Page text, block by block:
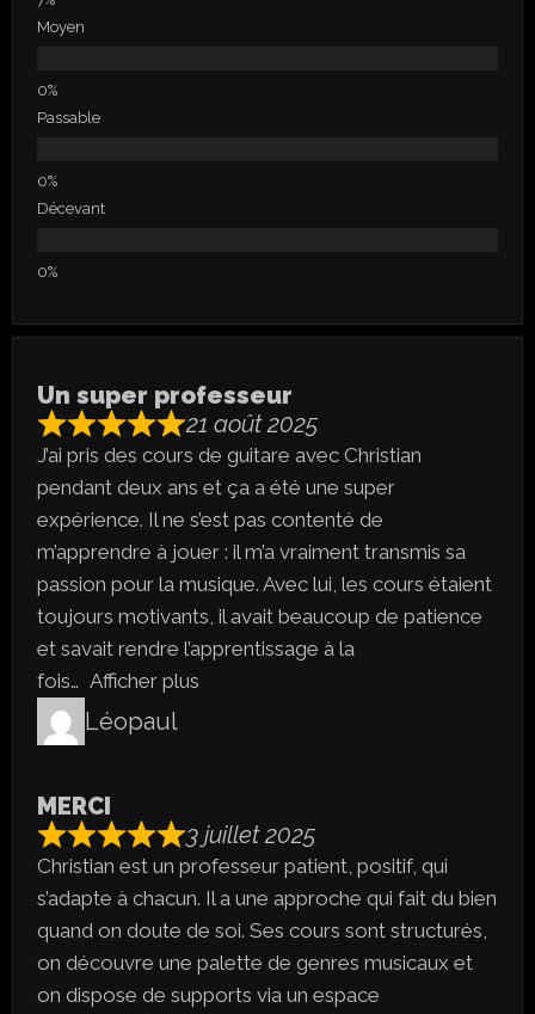
Moyen
Passable
Décevant
Un super professeur
21 août 2025
J’ai pris des cours de guitare avec Christian
pendant deux ans et ça a été une super
expérience. Il ne s’est pas contenté de
m’apprendre à jouer : il m’a vraiment transmis sa
passion pour la musique. Avec lui, les cours étaient
toujours motivants, il avait beaucoup de patience
et savait rendre l’apprentissage à la
fois
Afficher plus
Léopaul
MERCI
3 juillet 2025
Christian est un professeur patient, positif, qui
s’adapte à chacun. Il a une approche qui fait du bien
quand on doute de soi. Ses cours sont structurés,
on découvre une palette de genres musicaux et
on dispose de supports via un espace